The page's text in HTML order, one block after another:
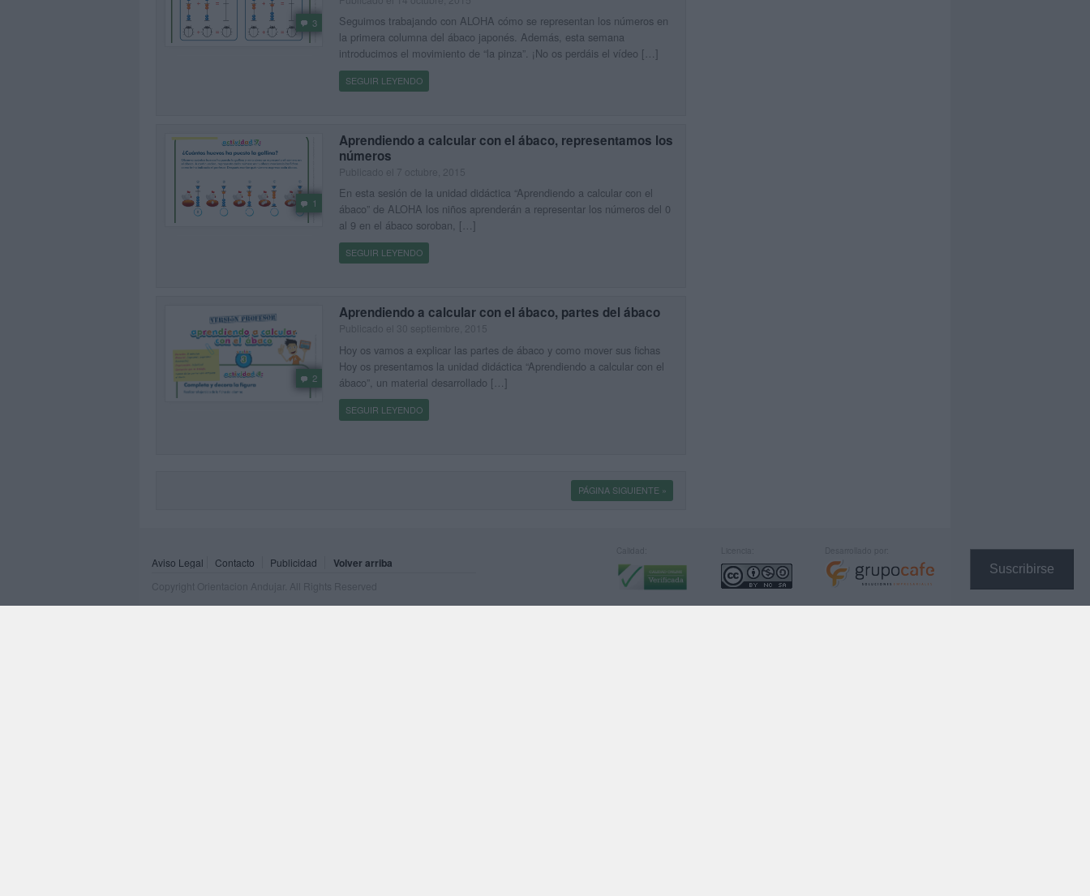
Suscribirse
3
Seguimos trabajando con ALOHA cómo se representan los números en
la primera columna del ábaco japonés. Además, esta semana
introducimos el movimiento de “la pinza”. ¡No os perdáis el vídeo […]
SEGUIR LEYENDO
1
Aprendiendo a calcular con el ábaco, representamos los
números
En esta sesión de la unidad didáctica “Aprendiendo a calcular con el
ábaco” de ALOHA los niños aprenderán a representar los números del 0
al 9 en el ábaco soroban, […]
SEGUIR LEYENDO
2
Aprendiendo a calcular con el ábaco, partes del ábaco
Hoy os vamos a explicar las partes de ábaco y como mover sus fichas
Hoy os presentamos la unidad didáctica “Aprendiendo a calcular con el
ábaco”, un material desarrollado […]
SEGUIR LEYENDO
PÁGINA SIGUIENTE »
Aviso Legal Contacto Publicidad Volver arriba